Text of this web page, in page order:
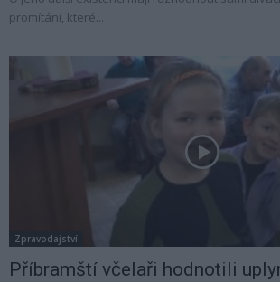
promítání, které...
Zpravodajství
Příbramští včelaři hodnotili